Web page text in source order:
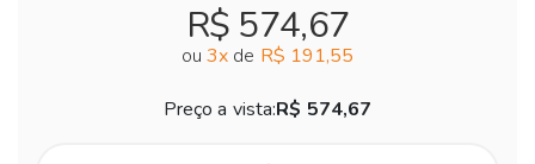
R$ 574,67
ou 3x de R$ 191,55
Preço a vista:R$ 574,67